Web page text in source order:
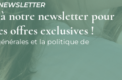
notre newsletter pour
offres exclusives !
et la politique de